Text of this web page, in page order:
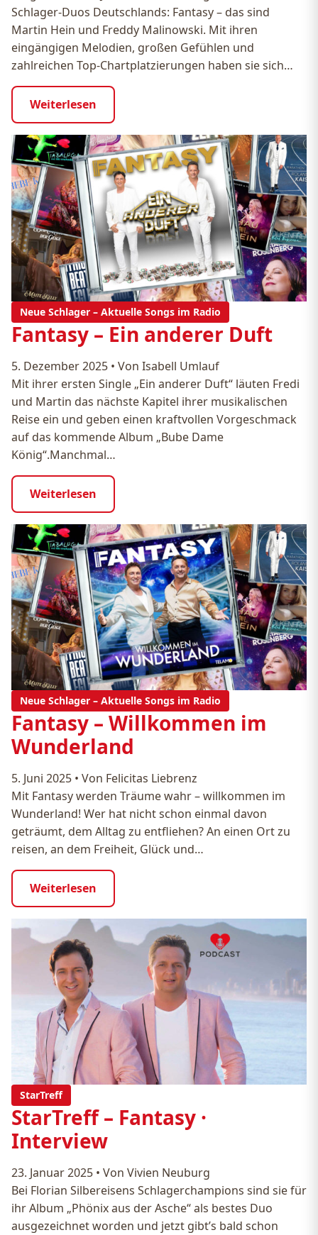
Schlager-Duos Deutschlands: Fantasy – das sind
Martin Hein und Freddy Malinowski. Mit ihren
eingängigen Melodien, großen Gefühlen und
zahlreichen Top-Chartplatzierungen haben sie sich…
Weiterlesen
Neue Schlager – Aktuelle Songs im Radio
Fantasy – Ein anderer Duft
5. Dezember 2025 • Von Isabell Umlauf
Mit ihrer ersten Single „Ein anderer Duft“ läuten Fredi
und Martin das nächste Kapitel ihrer musikalischen
Reise ein und geben einen kraftvollen Vorgeschmack
auf das kommende Album „Bube Dame
König“.Manchmal…
Weiterlesen
Neue Schlager – Aktuelle Songs im Radio
Fantasy – Willkommen im
Wunderland
5. Juni 2025 • Von Felicitas Liebrenz
Mit Fantasy werden Träume wahr – willkommen im
Wunderland! Wer hat nicht schon einmal davon
geträumt, dem Alltag zu entfliehen? An einen Ort zu
reisen, an dem Freiheit, Glück und…
Weiterlesen
StarTreff
StarTreff – Fantasy ·
Interview
23. Januar 2025 • Von Vivien Neuburg
Bei Florian Silbereisens Schlagerchampions sind sie für
ihr Album „Phönix aus der Asche“ als bestes Duo
ausgezeichnet worden und jetzt gibt’s bald schon